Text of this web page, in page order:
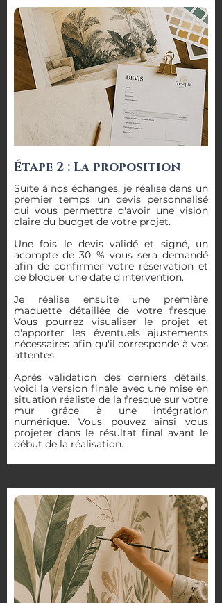
Étape 2 : La proposition
Suite à nos échanges, je réalise dans un
premier temps un devis personnalisé
qui vous permettra d'avoir une vision
claire du budget de votre projet.
Une fois le devis validé et signé, un
acompte de 30 % vous sera demandé
afin de confirmer votre réservation et
de bloquer une date d'intervention.
Je réalise ensuite une première
maquette détaillée de votre fresque.
Vous pourrez visualiser le projet et
d'apporter les éventuels ajustements
nécessaires afin qu'il corresponde à vos
attentes.
Après validation des derniers détails,
voici la version finale avec une mise en
situation réaliste de la fresque sur votre
mur grâce à une intégration
numérique. Vous pouvez ainsi vous
projeter dans le résultat final avant le
début de la réalisation.